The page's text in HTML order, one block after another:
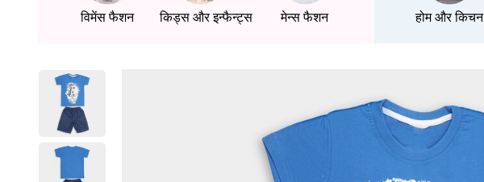
विमेंस फैशन किड्स और इन्फैन्ट्स मेन्स फैशन होम और किचन